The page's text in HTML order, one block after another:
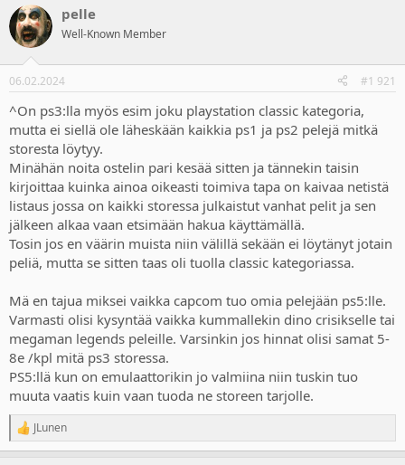
k
e
t
u
n
a
o
i
t
t
a
j
s
p
ä
ä
m
ä
ä
r
ä
pelle
Well-Known Member
06.02.2024 #1 921
^On ps3:lla myös esim joku playstation classic kategoria,
mutta ei siellä ole läheskään kaikkia ps1 ja ps2 pelejä mitkä
storesta löytyy.
Minähän noita ostelin pari kesää sitten ja tännekin taisin
kirjoittaa kuinka ainoa oikeasti toimiva tapa on kaivaa netistä
listaus jossa on kaikki storessa julkaistut vanhat pelit ja sen
jälkeen alkaa vaan etsimään hakua käyttämällä.
Tosin jos en väärin muista niin välillä sekään ei löytänyt jotain
peliä, mutta se sitten taas oli tuolla classic kategoriassa.
Mä en tajua miksei vaikka capcom tuo omia pelejään ps5:lle.
Varmasti olisi kysyntää vaikka kummallekin dino crisikselle tai
megaman legends peleille. Varsinkin jos hinnat olisi samat 5-
8e /kpl mitä ps3 storessa.
PS5:llä kun on emulaattorikin jo valmiina niin tuskin tuo
muuta vaatis kuin vaan tuoda ne storeen tarjolle.
R
e
JLunen